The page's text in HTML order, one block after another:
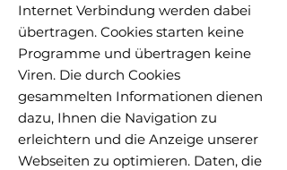
Internet Verbindung werden dabei
übertragen. Cookies starten keine
Programme und übertragen keine
Viren. Die durch Cookies
gesammelten Informationen dienen
dazu, Ihnen die Navigation zu
erleichtern und die Anzeige unserer
Webseiten zu optimieren. Daten, die